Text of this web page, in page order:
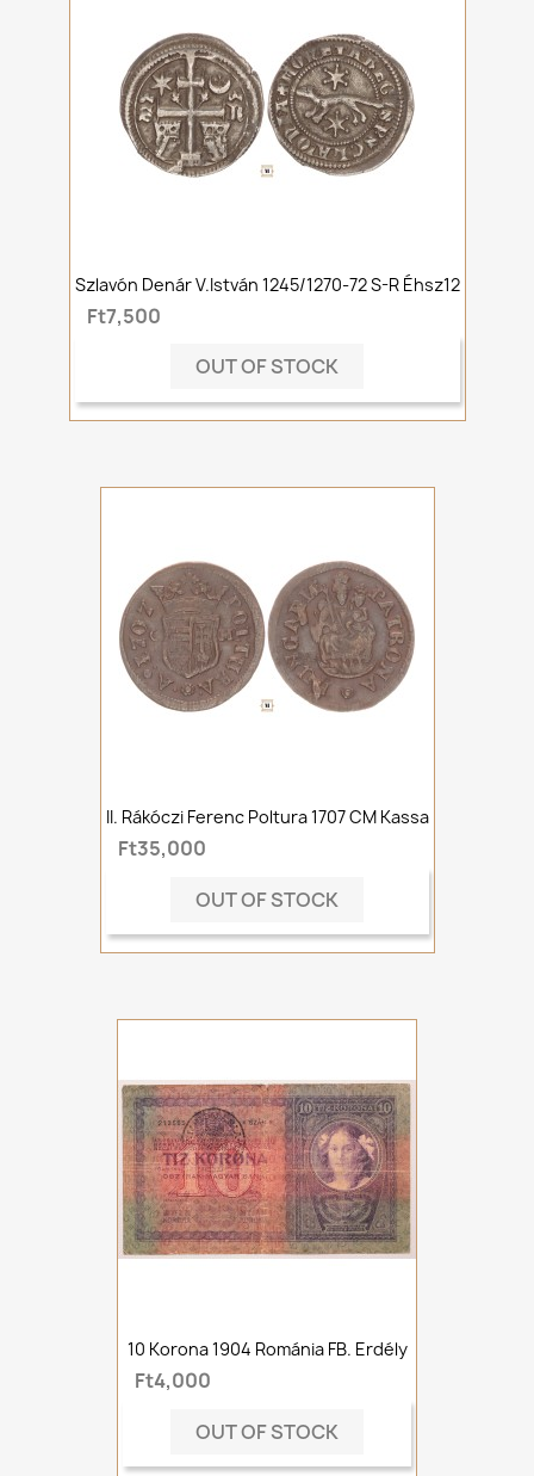
Szlavón Denár V.István 1245/1270-72 S-R Éhsz12
Ft7,500
OUT OF STOCK
II. Rákóczi Ferenc Poltura 1707 CM Kassa
Ft35,000
OUT OF STOCK
10 Korona 1904 Románia FB. Erdély
Ft4,000
OUT OF STOCK